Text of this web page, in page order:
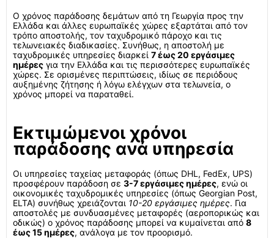
Ο χρόνος παράδοσης δεμάτων από τη Γεωργία προς την
Ελλάδα και άλλες ευρωπαϊκές χώρες εξαρτάται από τον
τρόπο αποστολής, τον ταχυδρομικό πάροχο και τις
τελωνειακές διαδικασίες. Συνήθως, η αποστολή με
ταχυδρομικές υπηρεσίες διαρκεί 7 έως 20 εργάσιμες
ημέρες για την Ελλάδα και τις περισσότερες ευρωπαϊκές
χώρες. Σε ορισμένες περιπτώσεις, ιδίως σε περιόδους
αυξημένης ζήτησης ή λόγω ελέγχων στα τελωνεία, ο
χρόνος μπορεί να παραταθεί.
Εκτιμώμενοι χρόνοι
παράδοσης ανά υπηρεσία
Οι υπηρεσίες ταχείας μεταφοράς (όπως DHL, FedEx, UPS)
προσφέρουν παράδοση σε 3-7 εργάσιμες ημέρες, ενώ οι
οικονομικές ταχυδρομικές υπηρεσίες (όπως Georgian Post,
ELTA) συνήθως χρειάζονται 10-20 εργάσιμες ημέρες. Για
αποστολές με συνδυασμένες μεταφορές (αεροπορικώς και
οδικώς) ο χρόνος παράδοσης μπορεί να κυμαίνεται από 8
έως 15 ημέρες, ανάλογα με τον προορισμό.